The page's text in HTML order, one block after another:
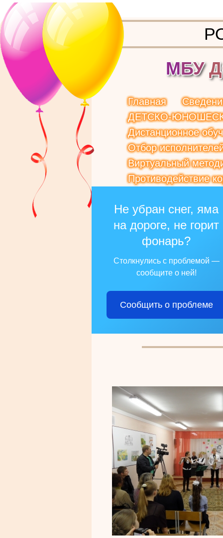
МБУ Д
Главная
ДЕТСКО-
Дистанционное
Отбор
Виртуальный
Противодействие
Не убран снег, яма
на дороге, не горит
фонарь?
Столкнулись с проблемой —
сообщите о ней!
Сообщить о проблеме